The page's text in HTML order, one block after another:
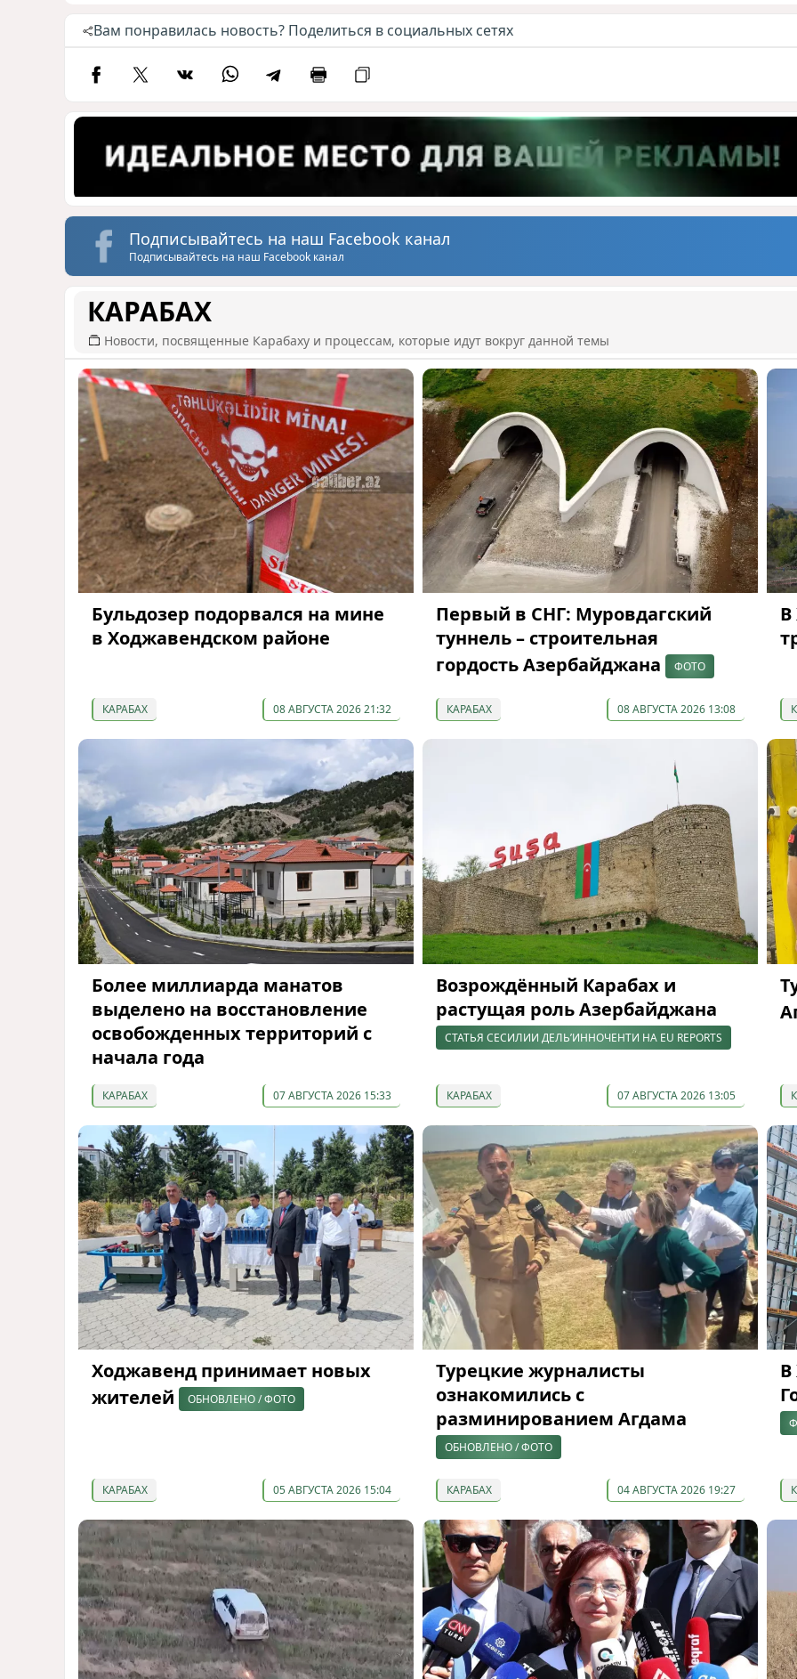
Вам понравилась новость? Поделиться в социальных сетях
Подписывайтесь на наш Facebook канал
Подписывайтесь на наш Facebook канал
КАРАБАХ
Новости, посвященные Карабаху и процессам, которые идут вокруг данной темы
Бульдозер подорвался на мине
в Ходжавендском районе
КАРАБАХ 08 АВГУСТА 2026 21:32
Первый в СНГ: Муровдагский
туннель – строительная
гордость Азербайджана
ФОТО
КАРАБАХ 08 АВГУСТА 2026 13:08
В
Более миллиарда манатов
выделено на восстановление
освобожденных территорий с
начала года
КАРАБАХ 07 АВГУСТА 2026 15:33
Возрождённый Карабах и
растущая роль Азербайджана
СТАТЬЯ СЕСИЛИИ ДЕЛЬ’ИННОЧЕНТИ НА EU REPORTS
КАРАБАХ 07 АВГУСТА 2026 13:05
Ходжавенд принимает новых
жителей
ОБНОВЛЕНО / ФОТО
КАРАБАХ 05 АВГУСТА 2026 15:04
Турецкие журналисты
ознакомились с
разминированием Агдама
ОБНОВЛЕНО / ФОТО
КАРАБАХ 04 АВГУСТА 2026 19:27
В